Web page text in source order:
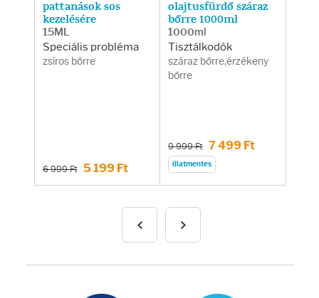
pattanások sos
kezelésére
15ML
Speciális probléma
zsíros bőrre
6 999 Ft 5 199 Ft
olajtusfürdő száraz
bőrre 1000ml
1000ml
Tisztálkodók
száraz bőrre,érzékeny
bőrre
9 999 Ft 7 499 Ft
illatmentes